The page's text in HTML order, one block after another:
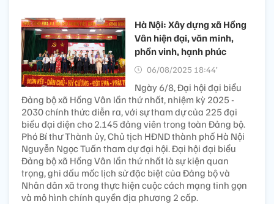
Hà Nội: Xây dựng xã Hồng
Vân hiện đại, văn minh,
phồn vinh, hạnh phúc
06/08/2025 18:44’
Ngày 6/8, Đại hội đại biểu
Đảng bộ xã Hồng Vân lần thứ nhất, nhiệm kỳ 2025 -
2030 chính thức diễn ra, với sự tham dự của 225 đại
biểu đại diện cho 2.145 đảng viên trong toàn Đảng bộ.
Phó Bí thư Thành ủy, Chủ tịch HĐND thành phố Hà Nội
Nguyễn Ngọc Tuấn tham dự đại hội. Đại hội đại biểu
Đảng bộ xã Hồng Vân lần thứ nhất là sự kiện quan
trọng, ghi dấu mốc lịch sử đặc biệt của Đảng bộ và
Nhân dân xã trong thực hiện cuộc cách mạng tinh gọn
và mô hình chính quyền địa phương 2 cấp.